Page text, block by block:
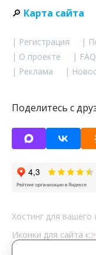
🔎 Карта сайта
| Регистрация
|
| О проекте
| FAQ
| Реклама
|
Поделитесь с
Хостинг для вашего
Иконки для сайта 👉